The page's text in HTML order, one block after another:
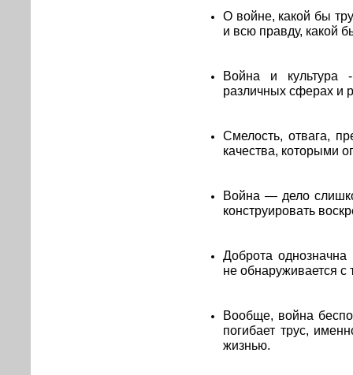
О войне, какой бы
и всю правду, какой
Война и культура
различных сферах и
Смелость, отвага,
качества, которыми
Война — дело
конструировать
Доброта
не обнаруживается с
Вообще, война
погибает трус,
жизнью.